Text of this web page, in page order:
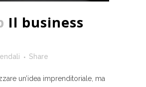
Il business
Share
un’idea imprenditoriale, ma